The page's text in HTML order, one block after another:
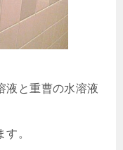
液と重曹の水溶液
。